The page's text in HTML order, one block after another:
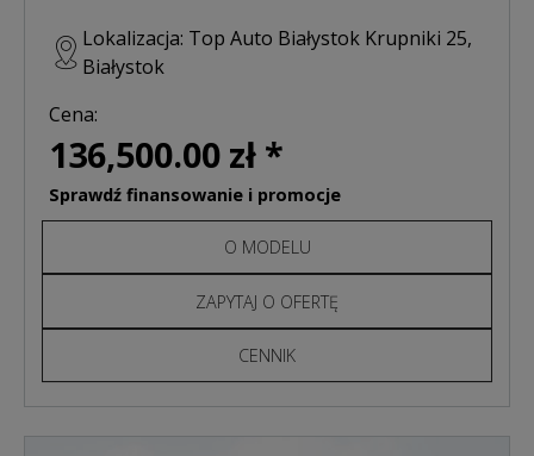
Lokalizacja: Top Auto Białystok Krupniki 25,
Białystok
Cena:
136,500.00 zł *
Sprawdź finansowanie i promocje
O MODELU
ZAPYTAJ O OFERTĘ
CENNIK